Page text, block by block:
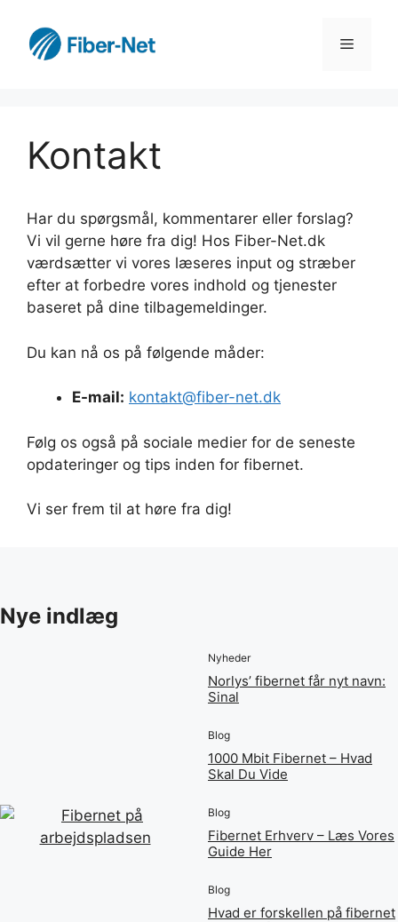
indhold
Menu
Kontakt
Har du spørgsmål, kommentarer eller forslag?
Vi vil gerne høre fra dig! Hos Fiber-Net.dk
værdsætter vi vores læseres input og stræber
efter at forbedre vores indhold og tjenester
baseret på dine tilbagemeldinger.
Du kan nå os på følgende måder:
E-mail: kontakt@fiber-net.dk
Følg os også på sociale medier for de seneste
opdateringer og tips inden for fibernet.
Vi ser frem til at høre fra dig!
Nye indlæg
Nyheder
Norlys’ fibernet får nyt navn:
Sinal
Blog
1000 Mbit Fibernet – Hvad
Skal Du Vide
Blog
Fibernet Erhverv – Læs Vores
Guide Her
Blog
Hvad er forskellen på fibernet